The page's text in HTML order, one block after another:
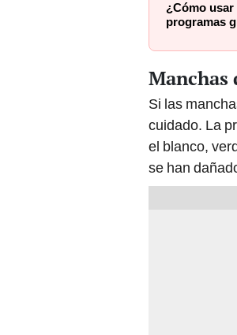
¿Cómo
programas
Manchas
Si las
cuidado. La
el blanco,
se han